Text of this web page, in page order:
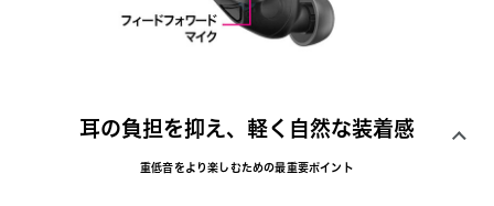
耳の負担を抑え、軽く自然な装着感
重低音をより楽しむための最重要ポイント